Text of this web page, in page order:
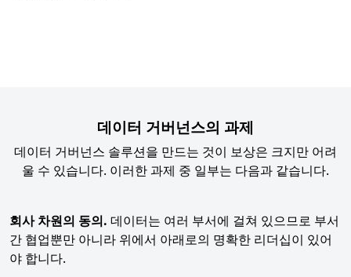
데이터 거버넌스의 과제
데이터 거버넌스 솔루션을 만드는 것이 보상은 크지만 어려
울 수 있습니다. 이러한 과제 중 일부는 다음과 같습니다.
회사 차원의 동의. 데이터는 여러 부서에 걸쳐 있으므로 부서
간 협업뿐만 아니라 위에서 아래로의 명확한 리더십이 있어
야 합니다.